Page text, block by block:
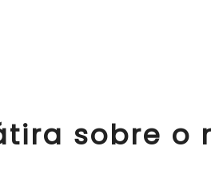
sobre o